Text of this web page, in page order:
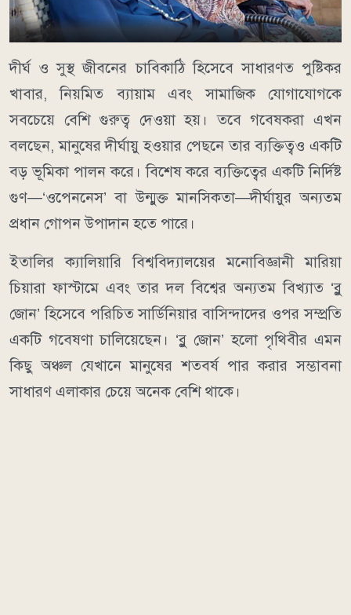
দীর্ঘ ও সুস্থ জীবনের চাবিকাঠি হিসেবে সাধারণত পুষ্টিকর
খাবার, নিয়মিত ব্যায়াম এবং সামাজিক যোগাযোগকে
সবচেয়ে বেশি গুরুত্ব দেওয়া হয়। তবে গবেষকরা এখন
বলছেন, মানুষের দীর্ঘায়ু হওয়ার পেছনে তার ব্যক্তিত্বও একটি
বড় ভূমিকা পালন করে। বিশেষ করে ব্যক্তিত্বের একটি নির্দিষ্ট
গুণ—‘ওপেননেস’ বা উন্মুক্ত মানসিকতা—দীর্ঘায়ুর অন্যতম
প্রধান গোপন উপাদান হতে পারে।
ইতালির ক্যালিয়ারি বিশ্ববিদ্যালয়ের মনোবিজ্ঞানী মারিয়া
চিয়ারা ফাস্টামে এবং তার দল বিশ্বের অন্যতম বিখ্যাত ‘ব্লু
জোন’ হিসেবে পরিচিত সার্ডিনিয়ার বাসিন্দাদের ওপর সম্প্রতি
একটি গবেষণা চালিয়েছেন। ‘ব্লু জোন’ হলো পৃথিবীর এমন
কিছু অঞ্চল যেখানে মানুষের শতবর্ষ পার করার সম্ভাবনা
সাধারণ এলাকার চেয়ে অনেক বেশি থাকে।